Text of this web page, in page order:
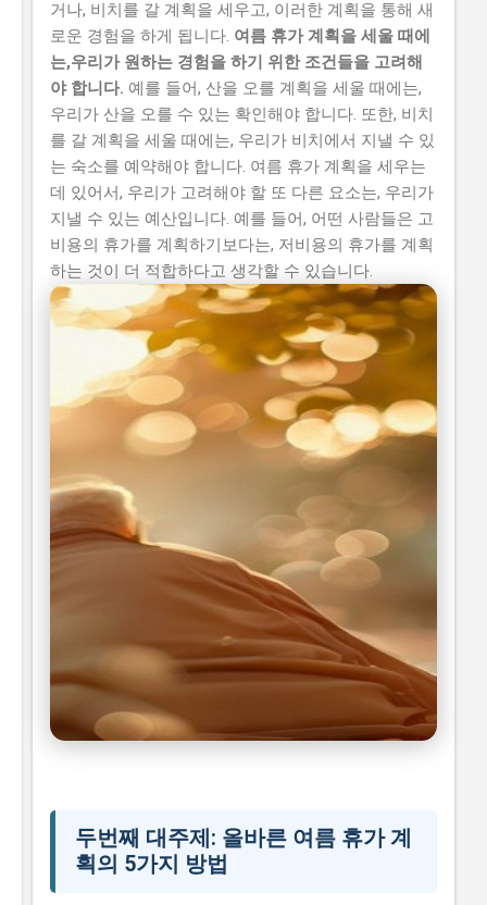
거나, 비치를 갈 계획을 세우고, 이러한 계획을 통해 새
로운 경험을 하게 됩니다. 여름 휴가 계획을 세울 때에
는,우리가 원하는 경험을 하기 위한 조건들을 고려해
야 합니다. 예를 들어, 산을 오를 계획을 세울 때에는,
우리가 산을 오를 수 있는 확인해야 합니다. 또한, 비치
를 갈 계획을 세울 때에는, 우리가 비치에서 지낼 수 있
는 숙소를 예약해야 합니다. 여름 휴가 계획을 세우는
데 있어서, 우리가 고려해야 할 또 다른 요소는, 우리가
지낼 수 있는 예산입니다. 예를 들어, 어떤 사람들은 고
비용의 휴가를 계획하기보다는, 저비용의 휴가를 계획
하는 것이 더 적합하다고 생각할 수 있습니다.
두번째 대주제: 올바른 여름 휴가 계
획의 5가지 방법